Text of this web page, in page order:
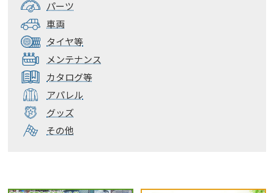
パーツ
車両
タイヤ等
メンテナンス
カタログ等
アパレル
グッズ
その他